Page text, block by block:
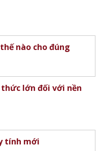
nào cho đúng
lớn đối với nền
tính mới